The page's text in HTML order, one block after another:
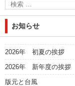
お知らせ
2026年 初夏の挨拶
2026年 新年度の挨拶
版元と台風